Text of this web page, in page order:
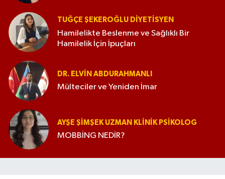
TUĞÇE ŞEKEROĞLU DIYETISYEN
Hamilelikte Beslenme ve Sağlıklı Bir
Hamilelik İçin İpuçları
DR. ELVIN ABDURAHMANLI
Mülteciler ve Yeniden İmar
AYŞE ŞIMŞEK UZMAN KLINIK PSIKOLOG
MOBBİNG NEDİR?